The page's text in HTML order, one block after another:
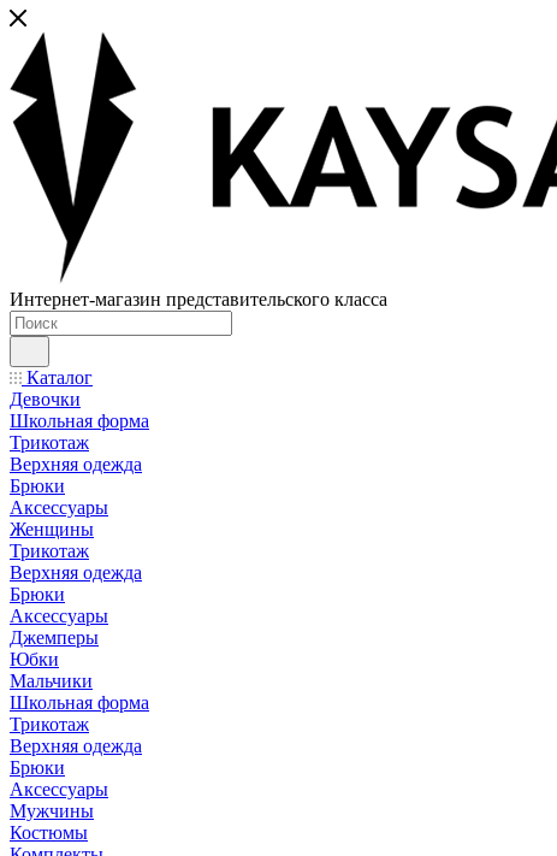
Интернет-магазин представительского класса
Каталог
Девочки
Школьная форма
Трикотаж
Верхняя одежда
Брюки
Аксессуары
Женщины
Трикотаж
Верхняя одежда
Брюки
Аксессуары
Джемперы
Юбки
Мальчики
Школьная форма
Трикотаж
Верхняя одежда
Брюки
Аксессуары
Мужчины
Костюмы